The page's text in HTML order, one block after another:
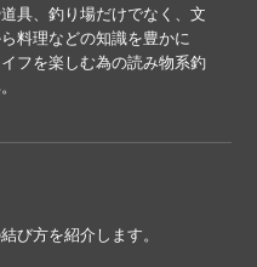
具、釣り場だけでなく、文
料理などの知識を豊かに
フを楽しむ為の読み物系釣
び方を紹介します。